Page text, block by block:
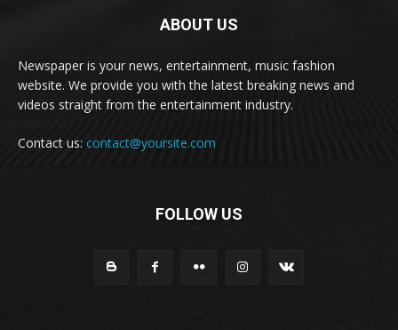
ABOUT US
Newspaper is your news, entertainment, music fashion
website. We provide you with the latest breaking news and
videos straight from the entertainment industry.
Contact us: contact@yoursite.com
FOLLOW US